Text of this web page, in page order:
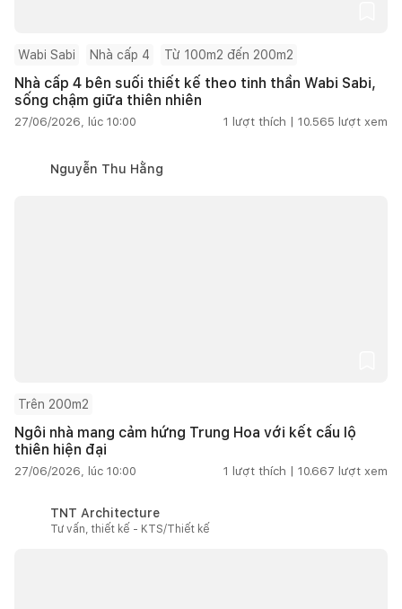
Wabi Sabi Nhà cấp 4 Từ 100m2 đến 200m2
Nhà cấp 4 bên suối thiết kế theo tinh thần Wabi Sabi,
sống chậm giữa thiên nhiên
27/06/2026, lúc 10:00 1 lượt thích | 10.565 lượt xem
Nguyễn Thu Hằng
Trên 200m2
Ngôi nhà mang cảm hứng Trung Hoa với kết cấu lộ
thiên hiện đại
27/06/2026, lúc 10:00 1 lượt thích | 10.667 lượt xem
TNT Architecture
Tư vấn, thiết kế - KTS/Thiết kế